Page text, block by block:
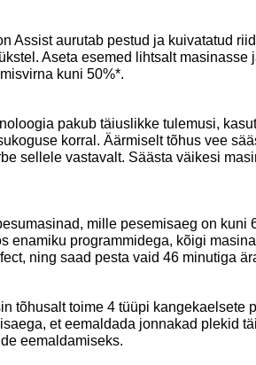
Assist aurutab pestud ja kuivatatud
Aseta esemed lihtsalt masinasse
kuni 50%*.
pakub täiuslikke tulemusi,
korral. Äärmiselt tõhus vee
sellele vastavalt. Säästa väikesi
mille pesemisaeg on kuni
enamiku programmidega, kõigi
ning saad pesta vaid 46 minutiga
tõhusalt toime 4 tüüpi kangekaelsete
et eemaldada jonnakad plekid
eemaldamiseks.